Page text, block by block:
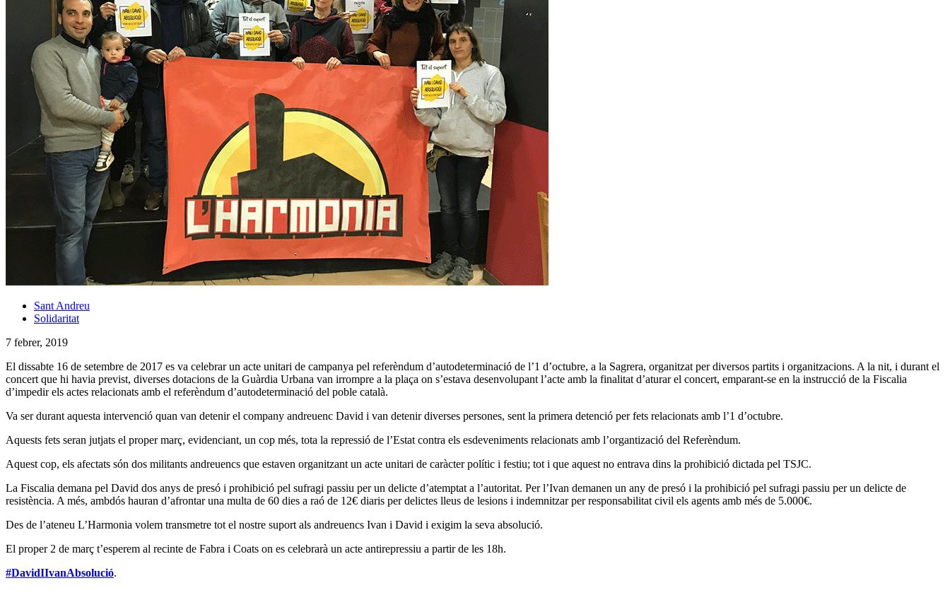
Sant Andreu
Solidaritat
7 febrer, 2019
El dissabte 16 de setembre de 2017 es va celebrar un acte unitari de campanya pel referèndum d’autodeterminació de l’1 d’octubre, a la Sagrera, organitzat per diversos partits i organitzacions. A la nit, i durant el
concert que hi havia previst, diverses dotacions de la Guàrdia Urbana van irrompre a la plaça on s’estava desenvolupant l’acte amb la finalitat d’aturar el concert, emparant-se en la instrucció de la Fiscalia
d’impedir els actes relacionats amb el referèndum d’autodeterminació del poble català.
Va ser durant aquesta intervenció quan van detenir el company andreuenc David i van detenir diverses persones, sent la primera detenció per fets relacionats amb l’1 d’octubre.
Aquests fets seran jutjats el proper març, evidenciant, un cop més, tota la repressió de l’Estat contra els esdeveniments relacionats amb l’organtizació del Referèndum.
Aquest cop, els afectats són dos militants andreuencs que estaven organitzant un acte unitari de caràcter polític i festiu; tot i que aquest no entrava dins la prohibició dictada pel TSJC.
La Fiscalia demana pel David dos anys de presó i prohibició pel sufragi passiu per un delicte d’atemptat a l’autoritat. Per l’Ivan demanen un any de presó i la prohibició pel sufragi passiu per un delicte de
resistència. A més, ambdós hauran d’afrontar una multa de 60 dies a raó de 12€ diaris per delictes lleus de lesions i indemnitzar per responsabilitat civil els agents amb més de 5.000€.
Des de l’ateneu L’Harmonia volem transmetre tot el nostre suport als andreuencs Ivan i David i exigim la seva absolució.
El proper 2 de març t’esperem al recinte de Fabra i Coats on es celebrarà un acte antirepressiu a partir de les 18h.
#DavidIIvanAbsolució.